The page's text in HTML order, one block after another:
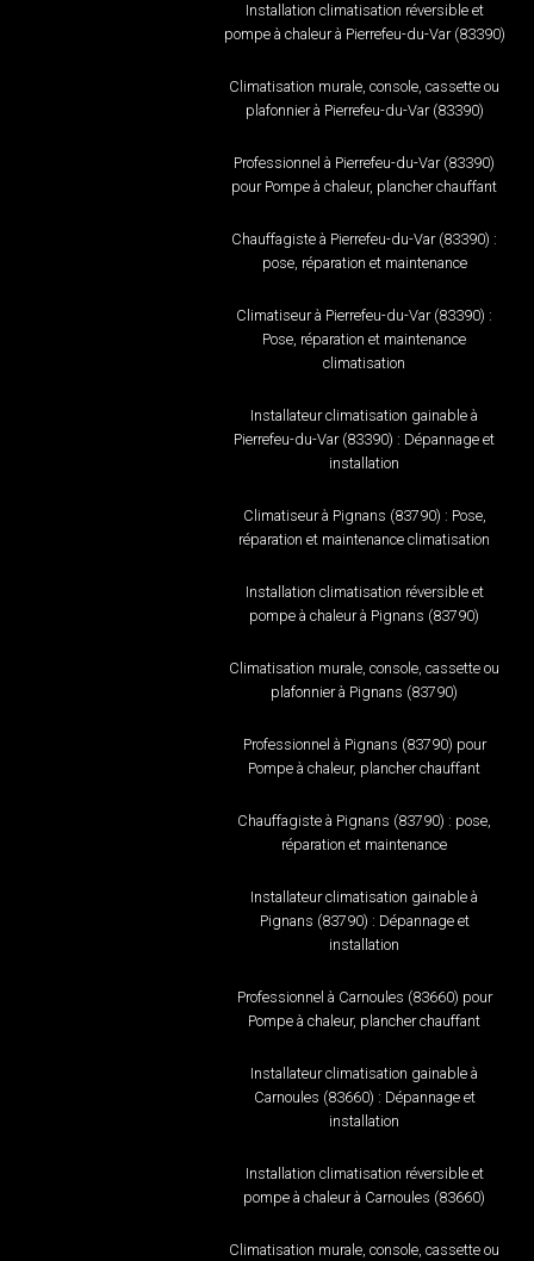
Installation climatisation réversible et
pompe à chaleur à Pierrefeu-du-Var (83390)
Climatisation murale, console, cassette ou
plafonnier à Pierrefeu-du-Var (83390)
Professionnel à Pierrefeu-du-Var (83390)
pour Pompe à chaleur, plancher chauffant
Chauffagiste à Pierrefeu-du-Var (83390) :
pose, réparation et maintenance
Climatiseur à Pierrefeu-du-Var (83390) :
Pose, réparation et maintenance
climatisation
Installateur climatisation gainable à
Pierrefeu-du-Var (83390) : Dépannage et
installation
Climatiseur à Pignans (83790) : Pose,
réparation et maintenance climatisation
Installation climatisation réversible et
pompe à chaleur à Pignans (83790)
Climatisation murale, console, cassette ou
plafonnier à Pignans (83790)
Professionnel à Pignans (83790) pour
Pompe à chaleur, plancher chauffant
Chauffagiste à Pignans (83790) : pose,
réparation et maintenance
Installateur climatisation gainable à
Pignans (83790) : Dépannage et
installation
Professionnel à Carnoules (83660) pour
Pompe à chaleur, plancher chauffant
Installateur climatisation gainable à
Carnoules (83660) : Dépannage et
installation
Installation climatisation réversible et
pompe à chaleur à Carnoules (83660)
Climatisation murale, console, cassette ou